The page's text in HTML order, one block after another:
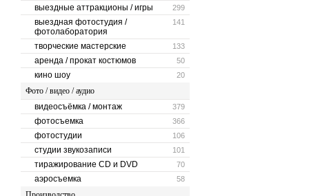
299
выездные аттракционы / игры
141
выездная фотостудия /
фотолаборатория
133
творческие мастерские
50
аренда / прокат костюмов
20
кино шоу
Фото / видео / аудио
379
видеосъёмка / монтаж
366
фотосъемка
106
фотостудии
101
студии звукозаписи
70
тиражирование CD и DVD
58
аэросъемка